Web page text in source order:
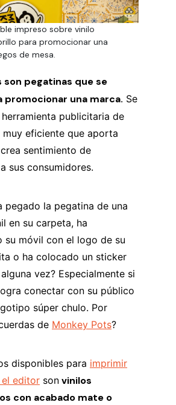
impreso sobre vinilo
para promocionar una
de mesa.
son pegatinas que se
promocionar una marca. Se
publicitaria de
eficiente que aporta
sentimiento de
sus consumidores.
pegado la pegatina de una
en su carpeta, ha
su móvil con el logo de su
o ha colocado un sticker
vez? Especialmente si
conectar con su público
súper chulo. Por
de Monkey Pots?
disponibles para imprimir
editor son vinilos
con acabado mate o